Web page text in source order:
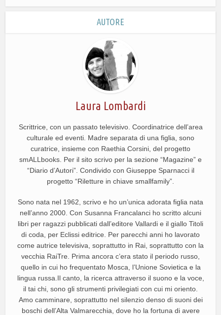
AUTORE
Laura Lombardi
Scrittrice, con un passato televisivo. Coordinatrice dell’area
culturale ed eventi. Madre separata di una figlia, sono
curatrice, insieme con Raethia Corsini, del progetto
smALLbooks. Per il sito scrivo per la sezione “Magazine” e
“Diario d’Autori”. Condivido con Giuseppe Sparnacci il
progetto “Riletture in chiave smallfamily”.
Sono nata nel 1962, scrivo e ho un’unica adorata figlia nata
nell’anno 2000. Con Susanna Francalanci ho scritto alcuni
libri per ragazzi pubblicati dall’editore Vallardi e il giallo Titoli
di coda, per Eclissi editrice. Per parecchi anni ho lavorato
come autrice televisiva, soprattutto in Rai, soprattutto con la
vecchia RaiTre. Prima ancora c’era stato il periodo russo,
quello in cui ho frequentato Mosca, l’Unione Sovietica e la
lingua russa.Il canto, la ricerca attraverso il suono e la voce,
il tai chi, sono gli strumenti privilegiati con cui mi oriento.
Amo camminare, soprattutto nel silenzio denso di suoni dei
boschi dell’Alta Valmarecchia, dove ho la fortuna di avere